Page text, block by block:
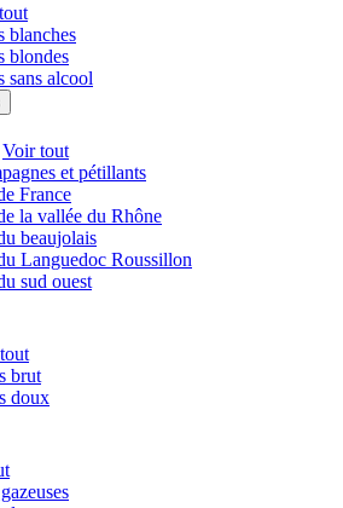
blanches
blondes
sans alcool
Voir tout
et pétillants
France
la vallée du Rhône
beaujolais
Languedoc Roussillon
sud ouest
brut
doux